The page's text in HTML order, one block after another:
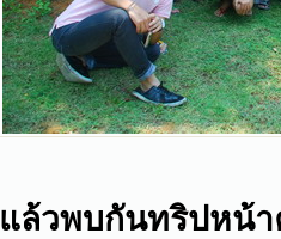
แล้วพบกันทริปหน้า